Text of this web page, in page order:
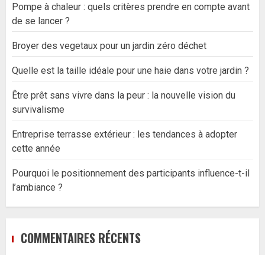
Pompe à chaleur : quels critères prendre en compte avant
de se lancer ?
Broyer des vegetaux pour un jardin zéro déchet
Quelle est la taille idéale pour une haie dans votre jardin ?
Être prêt sans vivre dans la peur : la nouvelle vision du
survivalisme
Entreprise terrasse extérieur : les tendances à adopter
cette année
Pourquoi le positionnement des participants influence-t-il
l’ambiance ?
COMMENTAIRES RÉCENTS